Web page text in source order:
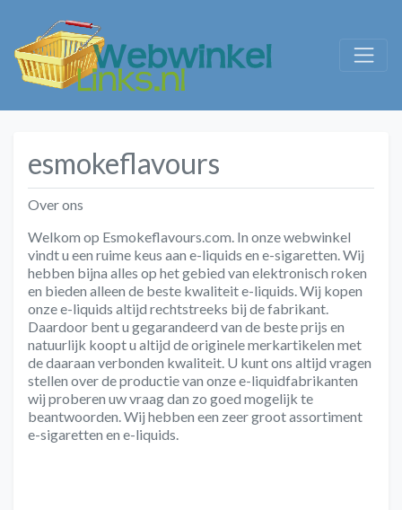
esmokeflavours
Over ons
Welkom op Esmokeflavours.com. In onze webwinkel
vindt u een ruime keus aan e-liquids en e-sigaretten. Wij
hebben bijna alles op het gebied van elektronisch roken
en bieden alleen de beste kwaliteit e-liquids. Wij kopen
onze e-liquids altijd rechtstreeks bij de fabrikant.
Daardoor bent u gegarandeerd van de beste prijs en
natuurlijk koopt u altijd de originele merkartikelen met
de daaraan verbonden kwaliteit. U kunt ons altijd vragen
stellen over de productie van onze e-liquidfabrikanten
wij proberen uw vraag dan zo goed mogelijk te
beantwoorden. Wij hebben een zeer groot assortiment
e-sigaretten en e-liquids.